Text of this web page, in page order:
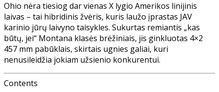
Ohio nėra tiesiog dar vienas X lygio Amerikos linijinis
laivas – tai hibridinis žvėris, kuris laužo įprastas JAV
karinio jūrų laivyno taisykles. Sukurtas remiantis „kas
būtų, jei“ Montana klasės brėžiniais, jis ginkluotas 4×2
457 mm pabūklais, skirtais ugnies galiai, kuri
nenusileidžia jokiam užsienio konkurentui.
Contents